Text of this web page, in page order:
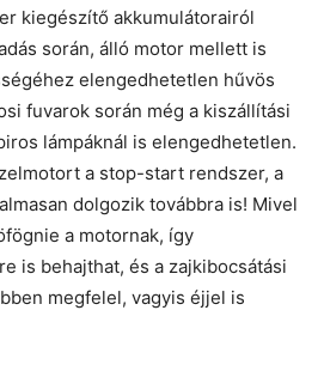
kiegészítő akkumulátorairól
során, álló motor mellett is
elengedhetetlen hűvös
fuvarok során még a kiszállítási
lámpáknál is elengedhetetlen.
a stop-start rendszer, a
dolgozik továbbra is! Mivel
a motornak, így
is behajthat, és a zajkibocsátási
megfelel, vagyis éjjel is